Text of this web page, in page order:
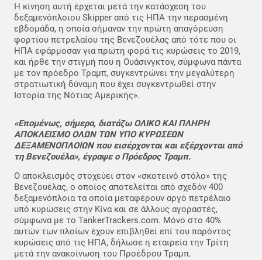
Η κίνηση αυτή έρχεται μετά την κατάσχεση του
δεξαμενόπλοιου Skipper από τις ΗΠΑ την περασμένη
εβδομάδα, η οποία σήμαναν την πρώτη απαγόρευση
φορτίου πετρελαίου της Βενεζουέλας από τότε που οι
ΗΠΑ εφάρμοσαν για πρώτη φορά τις κυρώσεις το 2019,
και ήρθε την στιγμή που η Ουάσινγκτον, σύμφωνα πάντα
με τον πρόεδρο Τραμπ, συγκεντρώνει την μεγαλύτερη
στρατιωτική δύναμη που έχει συγκεντρωθεί στην
Ιστορία της Νότιας Αμερικής».
«Επομένως, σήμερα, διατάζω ΟΛΙΚΟ ΚΑΙ ΠΛΗΡΗ
ΑΠΟΚΛΕΙΣΜΟ ΟΛΩΝ ΤΩΝ ΥΠΟ ΚΥΡΩΣΕΩΝ
ΔΕΞΑΜΕΝΟΠΛΟΙΩΝ που εισέρχονται και εξέρχονται από
τη Βενεζουέλα», έγραψε ο Πρόεδρος Τραμπ.
Ο αποκλεισμός στοχεύει στον «σκοτεινό στόλο» της
Βενεζουέλας, ο οποίος αποτελείται από σχεδόν 400
δεξαμενόπλοια τα οποία μεταφέρουν αργό πετρέλαιο
υπό κυρώσεις στην Κίνα και σε άλλους αγοραστές,
σύμφωνα με το TankerTrackers.com. Μόνο στο 40%
αυτών των πλοίων έχουν επιβληθεί επί του παρόντος
κυρώσεις από τις ΗΠΑ, δήλωσε η εταιρεία την Τρίτη
μετά την ανακοίνωση του Προέδρου Τραμπ.